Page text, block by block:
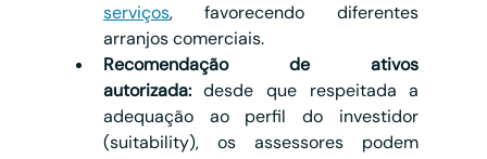
serviços, favorecendo diferentes
arranjos comerciais.
Recomendação de ativos
autorizada: desde que respeitada a
adequação ao perfil do investidor
(suitability), os assessores podem